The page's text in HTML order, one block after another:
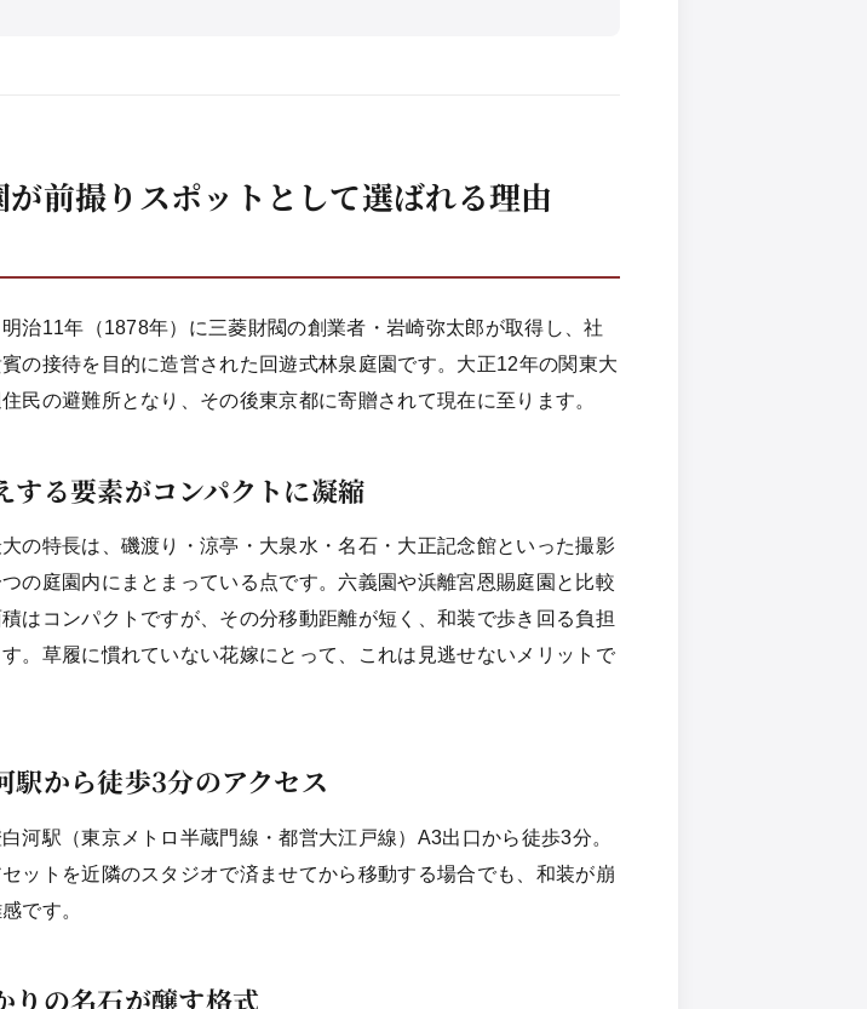
前撮りスポットとして選ばれる理由
治11年（1878年）に三菱財閥の創業者・岩崎弥太郎が取得し、社
の接待を目的に造営された回遊式林泉庭園です。大正12年の関東大
民の避難所となり、その後東京都に寄贈されて現在に至ります。
する要素がコンパクトに凝縮
の特長は、磯渡り・涼亭・大泉水・名石・大正記念館といった撮影
の庭園内にまとまっている点です。六義園や浜離宮恩賜庭園と比較
はコンパクトですが、その分移動距離が短く、和装で歩き回る負担
。草履に慣れていない花嫁にとって、これは見逃せないメリットで
駅から徒歩3分のアクセス
河駅（東京メトロ半蔵門線・都営大江戸線）A3出口から徒歩3分。
ットを近隣のスタジオで済ませてから移動する場合でも、和装が崩
です。
りの名石が醸す格式